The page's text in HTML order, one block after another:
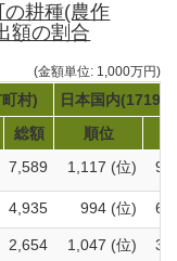
耕種(農作
額の割合
(金額単位: 1,000万円)
村)
日本国内(1719
総額 順位
7,589 1,117 (位)
4,935 994 (位)
2,654 1,047 (位)